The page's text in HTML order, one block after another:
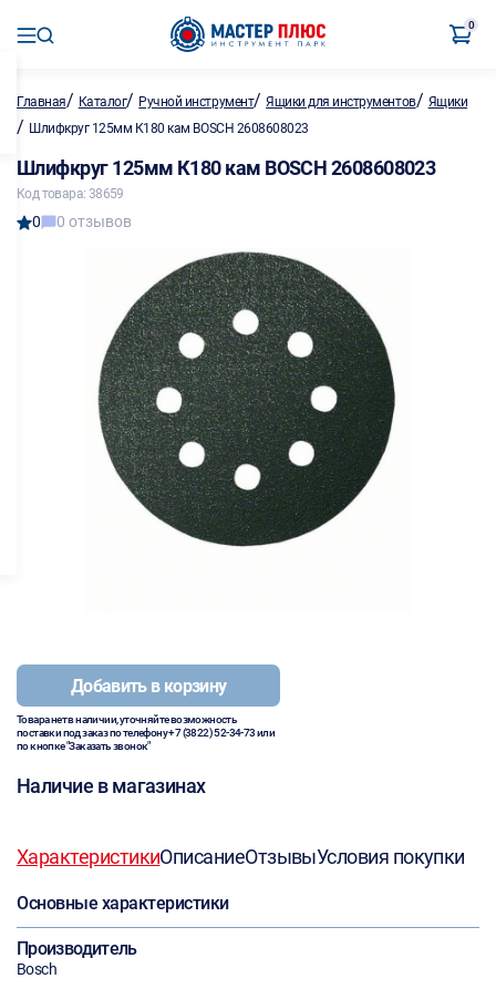
0
Главная/ Каталог/ Ручной инструмент/Ящики для инструментов/ Ящики
/ Шлифкруг 125мм К180 кам BOSCH 2608608023
Шлифкруг 125мм К180 кам BOSCH 2608608023
Код товара: 38659
0 0 отзывов
Добавить в корзину
Товара нет в наличии, уточняйте возможность
поставки под заказ по телефону+7 (3822) 52-34-73или
по кнопке "Заказать звонок"
Наличие в магазинах
ХарактеристикиОписаниеОтзывыУсловия покупки
Основные характеристики
Производитель
Bosch